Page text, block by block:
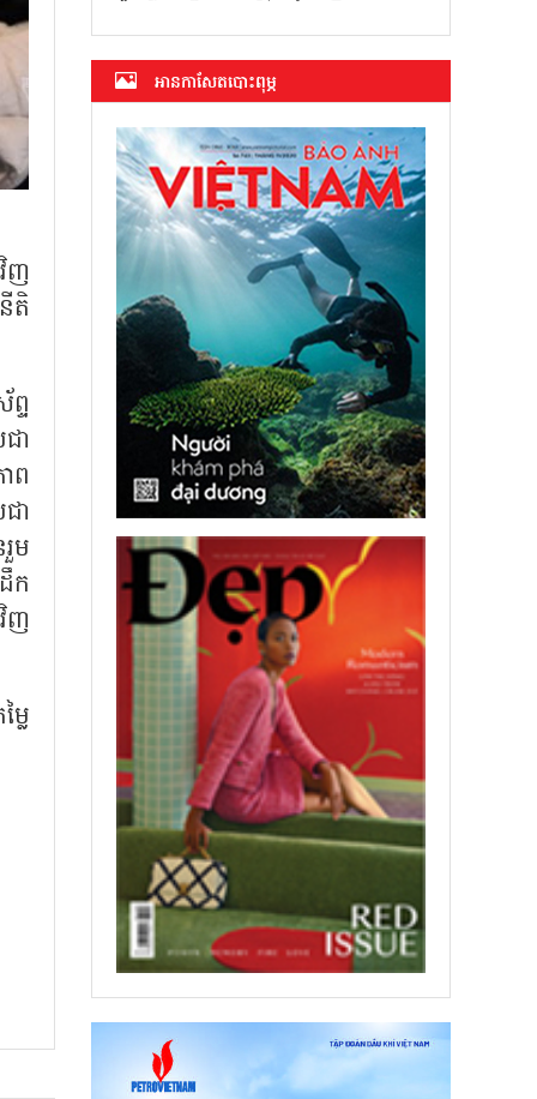
ញ
តិ
ទ
ា
ព
ា
ម
ក
ញ
ៃ
អាន​កាសែត​បោះពុម្ភ